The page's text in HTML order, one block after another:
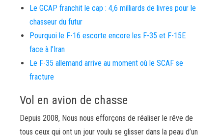
Le GCAP franchit le cap : 4,6 milliards de livres pour le
chasseur du futur
Pourquoi le F-16 escorte encore les F-35 et F-15E
face à l’Iran
Le F-35 allemand arrive au moment où le SCAF se
fracture
Vol en avion de chasse
Depuis 2008, Nous nous efforçons de réaliser le rêve de
tous ceux qui ont un jour voulu se glisser dans la peau d’un